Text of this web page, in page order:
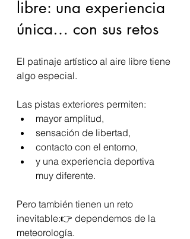
libre: una experiencia
única… con sus retos
El patinaje artístico al aire libre tiene
algo especial.
Las pistas exteriores permiten:
mayor amplitud,
sensación de libertad,
contacto con el entorno,
y una experiencia deportiva
muy diferente.
Pero también tienen un reto
inevitable:👉 dependemos de la
meteorología.